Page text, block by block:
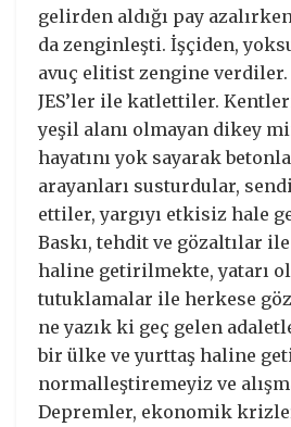
gelirden aldığı pay
da zenginleşti. İşçiden,
avuç elitist zengine verdiler.
JES’ler ile katlettiler.
yeşil alanı olmayan dikey
hayatını yok sayarak
arayanları susturdular,
ettiler, yargıyı etkisiz hale
Baskı, tehdit ve gözaltılar
haline getirilmekte, yatarı
tutuklamalar ile herkese
ne yazık ki geç gelen
bir ülke ve yurttaş haline
normalleştiremeyiz ve
Depremler, ekonomik